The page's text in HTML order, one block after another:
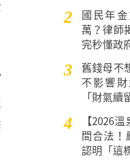
2
國民年
萬？律師
完秒懂政
3
舊錢母不
不影響
「財氣續
4
【2026
間合法！
認明「這